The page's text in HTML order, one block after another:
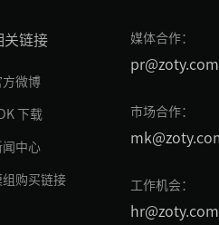
关链接
方微博
下载
闻中心
组购买链接
媒体合作：
pr@zoty.com
市场合作：
工作机会：
hr@zoty.com